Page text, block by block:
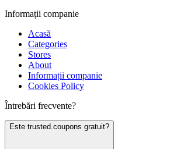
Informații companie
Acasă
Categories
Stores
About
Informații companie
Cookies Policy
Întrebări frecvente?
Este trusted.coupons gratuit?